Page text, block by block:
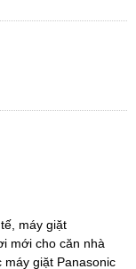
máy giặt
mới cho căn nhà
giặt Panasonic